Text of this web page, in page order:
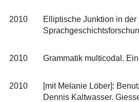
2010
Elliptische Junktion in
2010 Grammatik multicodal.
2010
[mit Melanie Löber]:
Dennis Kaltwasser.